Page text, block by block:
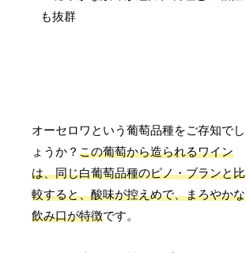
オーセロワという葡萄品種をご存知でし
ょうか？この葡萄から造られるワイン
は、同じ白葡萄品種のピノ・ブランと比
較すると、酸味が控えめで、まろやかな
飲み口が特徴です。